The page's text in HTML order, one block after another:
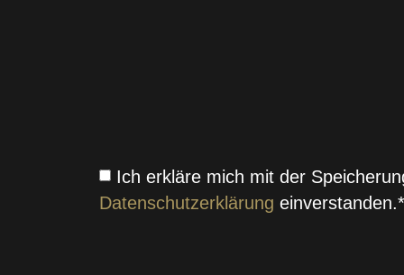
Ich erkläre mich mit der
Datenschutzerklärung einverstanden.*